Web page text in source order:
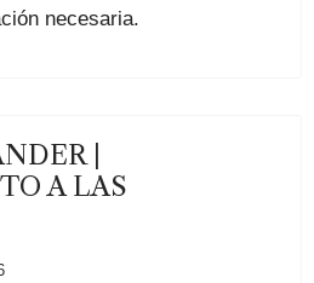
necesaria.
|
A LAS